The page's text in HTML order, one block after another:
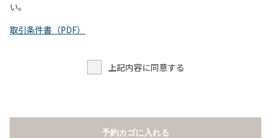
い。
取引条件書（PDF）
上記内容に同意する
予約カゴに入れる